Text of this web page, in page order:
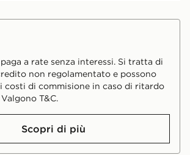
a rate senza interessi. Si tratta di
non regolamentato e possono
costi di commisione in caso di ritardo
T&C.
Scopri di più